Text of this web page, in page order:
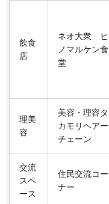
飲食
店
ネオ大衆 ヒ
ノマルケン食
堂
理美
容
美容・理容タ
カモリヘアー
チェーン
交流
スペ
ース
住民交流コー
ナー